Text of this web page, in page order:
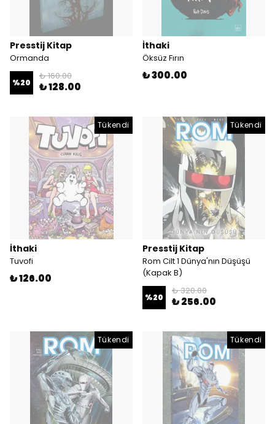
Presstij Kitap
Ormanda
%20
₺ 160.00
₺ 128.00
İthaki
Öksüz Fırın
₺ 300.00
Tükendi
İthaki
Tuvofi
₺ 126.00
Tükendi
Presstij Kitap
Rom Cilt 1 Dünya'nın Düşüşü
(Kapak B)
%20
₺ 320.00
₺ 256.00
Tükendi Tükendi